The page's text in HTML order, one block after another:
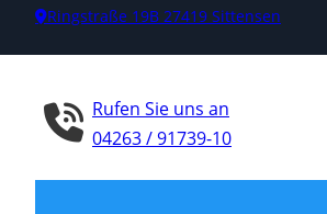
Ringstraße 19B 27419 Sittensen
Rufen Sie uns an
04263 / 91739-10